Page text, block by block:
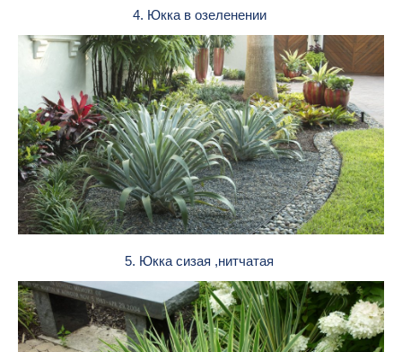
4. Юкка в озеленении
5. Юкка сизая ,нитчатая